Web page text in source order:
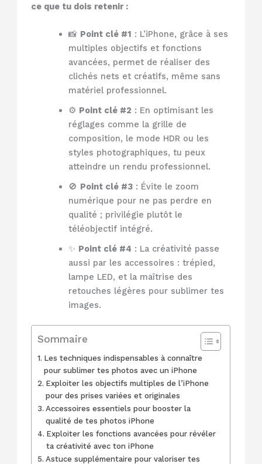
ce que tu dois retenir :
📸 Point clé #1 : L’iPhone, grâce à ses
multiples objectifs et fonctions
avancées, permet de réaliser des
clichés nets et créatifs, même sans
matériel professionnel.
⚙️ Point clé #2 : En optimisant les
réglages comme la grille de
composition, le mode HDR ou les
styles photographiques, tu peux
atteindre un rendu professionnel.
🚫 Point clé #3: Évite le zoom
numérique pour ne pas perdre en
qualité ; privilégie plutôt le
téléobjectif intégré.
✨ Point clé #4 : La créativité passe
aussi par les accessoires : trépied,
lampe LED, et la maîtrise des
retouches légères pour sublimer tes
images.
Sommaire
Les techniques indispensables à connaître
pour sublimer tes photos avec un iPhone
Exploiter les objectifs multiples de l’iPhone
pour des prises variées et originales
Accessoires essentiels pour booster la
qualité de tes photos iPhone
Exploiter les fonctions avancées pour révéler
ta créativité avec ton iPhone
Astuce supplémentaire pour valoriser tes